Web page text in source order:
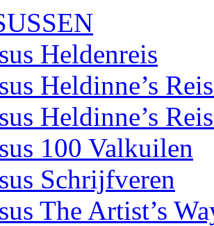
Heldenreis
Heldinne’s
Heldinne’s
100 Valkuilen
Schrijfveren
The Artist’s